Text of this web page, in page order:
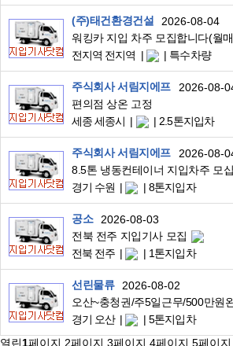
(주)태건환경건설
2026-08-04
전지역 전지역
특수차량
주식회사 서림지에프
2026-08-
편의점 상온 고정
세종 세종시
2.5톤지입차
주식회사 서림지에프
2026-08-
경기 수원
8톤지입자
공소
2026-08-03
전북 전주 지입기사 모집
전북 전주
1톤지입차
선린물류
2026-08-02
경기 오산
5톤지입차
열린1페이지 2페이지 3페이지 4페이지 5페이지